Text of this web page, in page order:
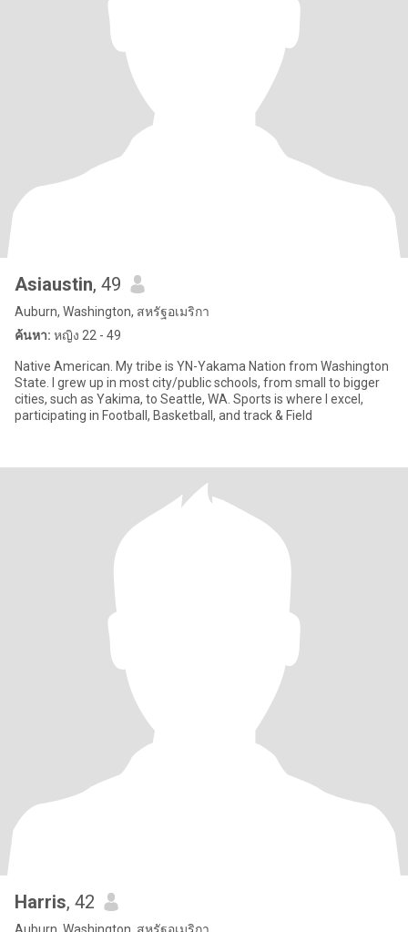
Asiaustin, 49
Auburn, Washington, สหรัฐอเมริกา
ค้นหา: หญิง 22 - 49
Native American. My tribe is YN-Yakama Nation from Washington
State. I grew up in most city/public schools, from small to bigger
cities, such as Yakima, to Seattle, WA. Sports is where I excel,
participating in Football, Basketball, and track & Field
Harris, 42